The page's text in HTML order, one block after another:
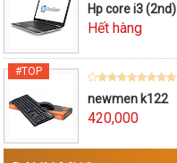
Hp core i3 (2nd)
Hết hàng
newmen k122
420,000